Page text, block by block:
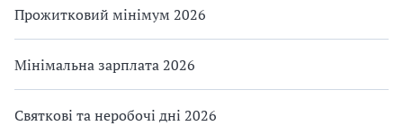
Прожитковий мінімум 2026
Мінімальна зарплата 2026
Святкові та неробочі дні 2026